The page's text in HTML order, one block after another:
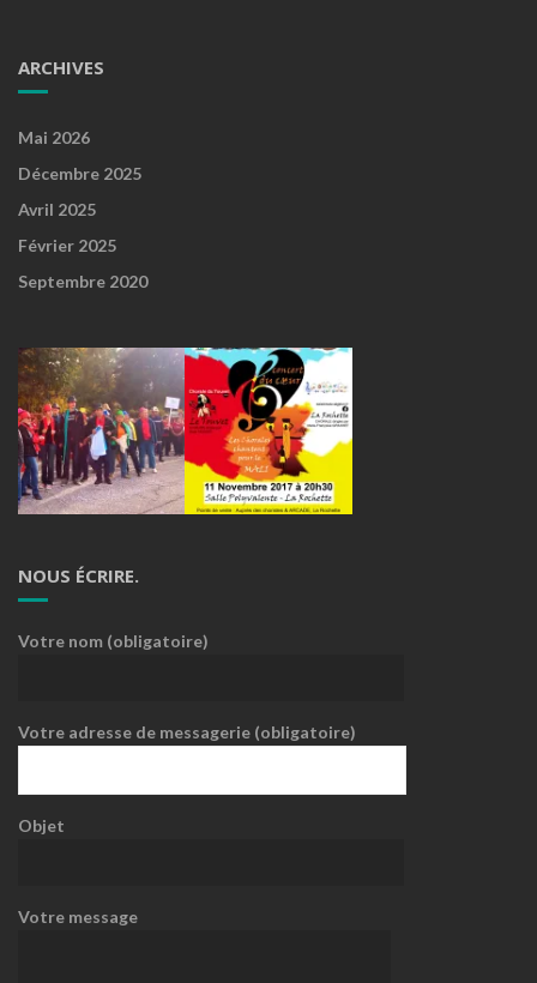
ARCHIVES
Mai 2026
Décembre 2025
Avril 2025
Février 2025
Septembre 2020
NOUS ÉCRIRE.
Votre nom (obligatoire)
Votre adresse de messagerie (obligatoire)
Objet
Votre message